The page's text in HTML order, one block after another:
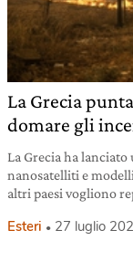
La Grecia
domare gli
La Grecia ha
nanosatelliti e
altri paesi vogliono
Esteri 27 luglio